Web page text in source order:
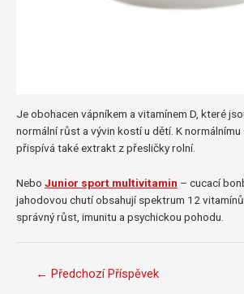
Je obohacen vápníkem a vitamínem D, které
normální růst a vývin kostí u dětí. K
přispívá také extrakt z přesličky rolní.
Nebo Junior sport multivitamin – cucací
jahodovou chutí obsahují spektrum 12
správný růst, imunitu a psychickou pohodu.
Navigace
← Předchozí Příspěvek